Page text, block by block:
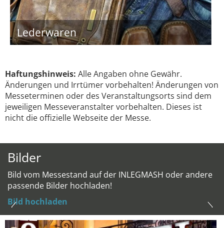
Lederwaren
Haftungshinweis: Alle Angaben ohne Gewähr.
Änderungen und Irrtümer vorbehalten! Änderungen von
Messeterminen oder des Veranstaltungsorts sind dem
jeweiligen Messeveranstalter vorbehalten. Dieses ist
nicht die offizielle Webseite der Messe.
Bilder
Bild vom Messestand auf der INLEGMASH oder andere
passende Bilder hochladen!
Bild hochladen